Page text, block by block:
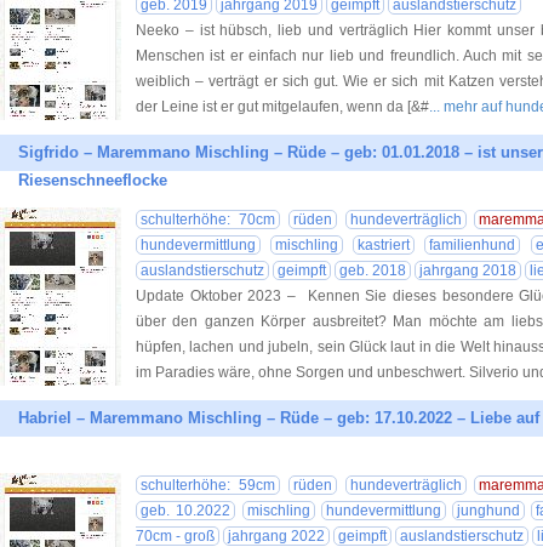
geb. 2019 jahrgang 2019 geimpft
auslandstierschutz
Neeko – ist hübsch, lieb und verträglich Hier kommt unser
Menschen ist er einfach nur lieb und freundlich. Auch mit
weiblich – verträgt er sich gut. Wie er sich mit Katzen
der Leine ist er gut mitgelaufen, wenn da [&#... mehr auf
Sigfrido – Maremmano Mischling – Rüde – geb: 01.01.2018 – ist
Riesenschneeflocke
schulterhöhe: 70cm rüden hundeverträglich
hundevermittlung
mischling kastriert familienhund
auslandstierschutz
geimpft geb. 2018 jahrgang 2018
Update Oktober 2023 – Kennen Sie dieses besondere
über den ganzen Körper ausbreitet? Man möchte am
hüpfen, lachen und jubeln, sein Glück laut in die Welt
im Paradies wäre, ohne Sorgen und unbeschwert. Silverio
Habriel – Maremmano Mischling – Rüde – geb: 17.10.2022 – Liebe
schulterhöhe: 59cm rüden hundeverträglich
geb. 10.2022
mischling hundevermittlung junghund
70cm - groß
jahrgang 2022 geimpft auslandstierschutz